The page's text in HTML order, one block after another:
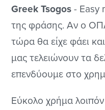
Greek Tsogos - Easy
της φράσης. Αν ο
τώρα θα είχε φάει
μας τελειώνουν τα
επενδύουμε στο
Εύκολο χρήμα